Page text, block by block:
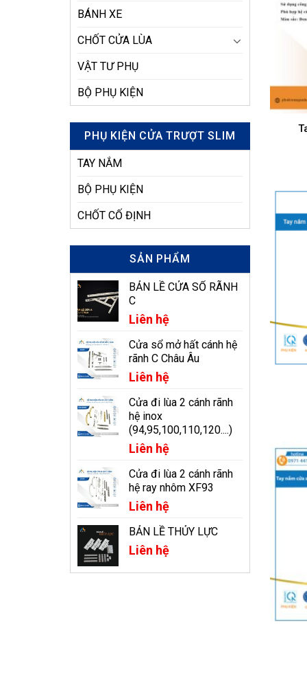
BÁNH XE
CHỐT CỬA LÙA
VẬT TƯ PHỤ
BỘ PHỤ KIỆN
PHỤ KIỆN CỬA TRƯỢT SLIM
TAY NẮM
BỘ PHỤ KIỆN
CHỐT CỐ ĐỊNH
SẢN PHẨM
BẢN LỀ CỬA SỔ RÃNH
C
Liên hệ
Cửa sổ mở hất cánh hệ
rãnh C Châu Âu
Liên hệ
Cửa đi lùa 2 cánh rãnh
hệ inox
(94,95,100,110,120....)
Liên hệ
Cửa đi lùa 2 cánh rãnh
hệ ray nhôm XF93
Liên hệ
BẢN LỀ THỦY LỰC
Liên hệ